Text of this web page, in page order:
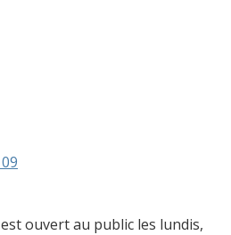
ouvert au public les lundis,